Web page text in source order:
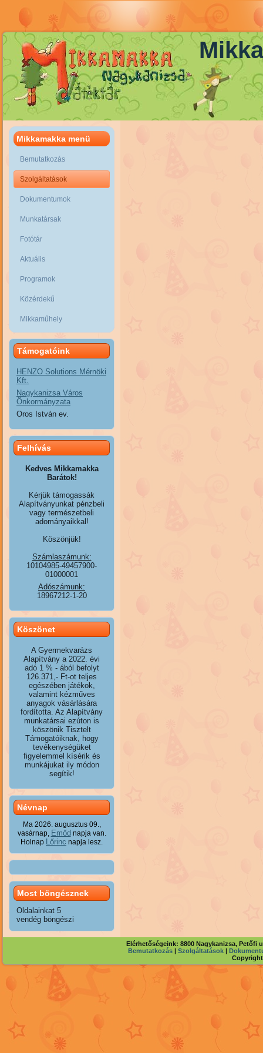
Mikkamakka menü
Bemutatkozás
Szolgáltatások
Dokumentumok
Munkatársak
Fotótár
Aktuális
Programok
Közérdekű
Mikkaműhely
Támogatóink
HENZO Solutions Mérnöki
Kft.
Nagykanizsa Város
Önkormányzata
Oros István ev.
Felhívás
Kedves Mikkamakka
Barátok!
Kérjük támogassák
Alapítványunkat pénzbeli
vagy természetbeli
adományaikkal!
Köszönjük!
Számlaszámunk:
10104985-49457900-
01000001
Adószámunk:
18967212-1-20
Köszönet
A Gyermekvarázs
Alapítvány a 2022. évi
adó 1 % - ából befolyt
126.371,- Ft-ot teljes
egészében játékok,
valamint kézműves
anyagok vásárlására
fordította. Az Alapítvány
munkatársai ezúton is
köszönik Tisztelt
Támogatóiknak, hogy
tevékenységüket
figyelemmel kísérik és
munkájukat ily módon
segítik!
Névnap
Ma 2026. augusztus 09.,
vasárnap, Emőd napja van.
Holnap Lőrinc napja lesz.
Most böngésznek
Oldalainkat 5
vendég böngészi
Elérhetőségeink: 8800 Nagykanizsa, Petőfi
Bemutatkozás | Szolgáltatások |